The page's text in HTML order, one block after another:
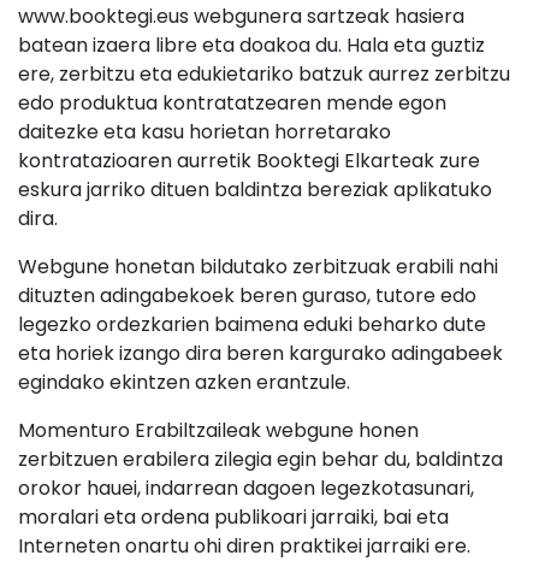
www.booktegi.eus webgunera sartzeak hasiera
batean izaera libre eta doakoa du. Hala eta guztiz
ere, zerbitzu eta edukietariko batzuk aurrez zerbitzu
edo produktua kontratatzearen mende egon
daitezke eta kasu horietan horretarako
kontratazioaren aurretik Booktegi Elkarteak zure
eskura jarriko dituen baldintza bereziak aplikatuko
dira.
Webgune honetan bildutako zerbitzuak erabili nahi
dituzten adingabekoek beren guraso, tutore edo
legezko ordezkarien baimena eduki beharko dute
eta horiek izango dira beren kargurako adingabeek
egindako ekintzen azken erantzule.
Momenturo Erabiltzaileak webgune honen
zerbitzuen erabilera zilegia egin behar du, baldintza
orokor hauei, indarrean dagoen legezkotasunari,
moralari eta ordena publikoari jarraiki, bai eta
Interneten onartu ohi diren praktikei jarraiki ere.